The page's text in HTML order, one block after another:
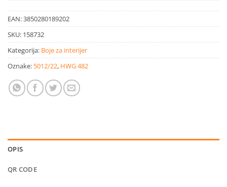
EAN:3850280189202
SKU: 158732
Kategorija: Boje za interijer
Oznake: 5012/22, HWG 482
OPIS
QR CODE